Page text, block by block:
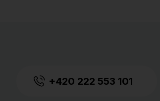
+420 222 553 101